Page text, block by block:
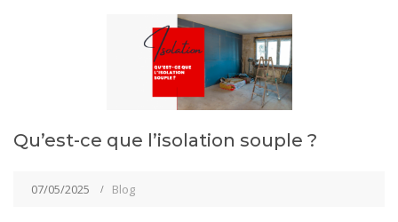
Qu’est-ce que l’isolation souple ?
07/05/2025 Blog